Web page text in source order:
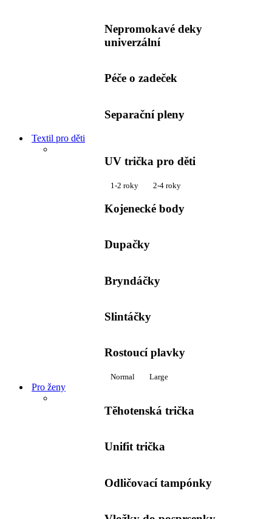
Nepromokavé deky
univerzální
Péče o zadeček
Separační pleny
Textil pro děti
UV trička pro děti
1-2 roky 2-4 roky
Kojenecké body
Dupačky
Bryndáčky
Slintáčky
Rostoucí plavky
Normal Large
Pro ženy
Těhotenská trička
Unifit trička
Odličovací tampónky